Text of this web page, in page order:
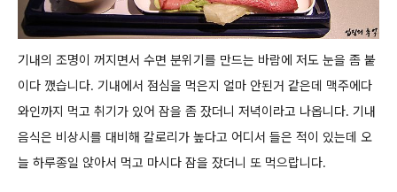
기내의 조명이 꺼지면서 수면 분위기를 만드는 바람에 저도 눈을 좀 붙
이다 깼습니다. 기내에서 점심을 먹은지 얼마 안된거 같은데 맥주에다
와인까지 먹고 취기가 있어 잠을 좀 잤더니 저녁이라고 나옵니다. 기내
음식은 비상시를 대비해 칼로리가 높다고 어디서 들은 적이 있는데 오
늘 하루종일 앉아서 먹고 마시다 잠을 잤더니 또 먹으랍니다.